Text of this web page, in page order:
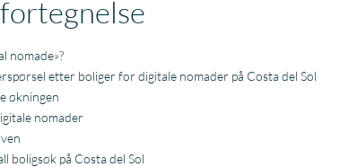
nomade»?
etter boliger for digitale nomader på Costa del Sol
økningen
nomader
boligsøk på Costa del Sol